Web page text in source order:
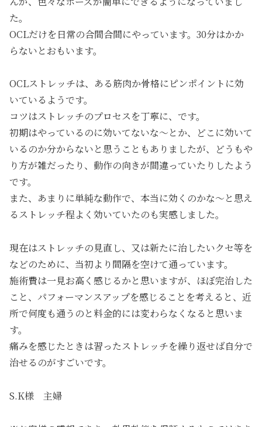
た。
ОCLだけを日常の合間合間にやっています。30分はかか
らないとおもいます。
ОCLストレッチは、ある筋肉か骨格にピンポイントに効
いているようです。
コツはストレッチのプロセスを丁寧に、です。
初期はやっているのに効いてないな～とか、どこに効いて
いるのか分からないと思うこともありましたが、どうもや
り方が雑だったり、動作の向きが間違っていたりしたよう
です。
また、あまりに単純な動作で、本当に効くのかな～と思え
るストレッチ程よく効いていたのも実感しました。
現在はストレッチの見直し、又は新たに治したいクセ等を
などのために、当初より間隔を空けて通っています。
施術費は一見お高く感じるかと思いますが、ほぼ完治した
こと、パフォーマンスアップを感じることを考えると、近
所で何度も通うのと料金的には変わらなくなると思いま
す。
痛みを感じたときは習ったストレッチを繰り返せば自分で
治せるのがすごいです。
S.K様 主婦